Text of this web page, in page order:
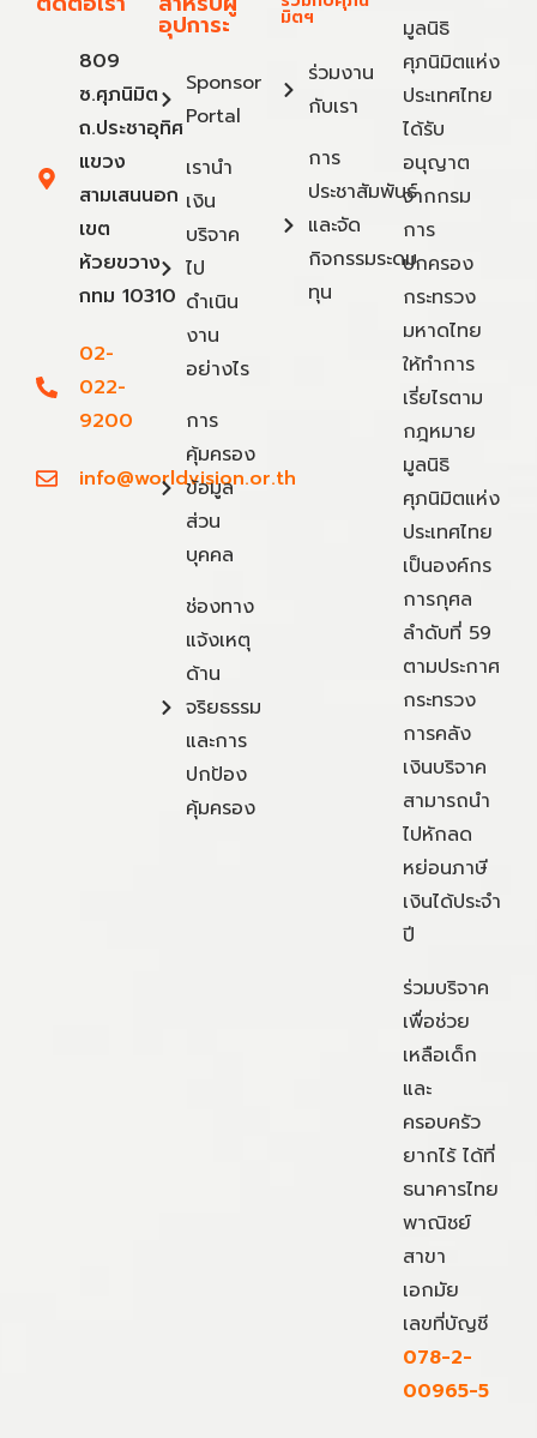
809
ซ.ศุภนิมิต
ถ.ประชาอุทิศ
แขวง
สามเสนนอก
เขต
ห้วยขวาง
กทม 10310
02-
022-
9200
info@worldvision.or.th
อุปการะ
Sponsor
Portal
เรานำ
เงิน
บริจาค
ไป
ดำเนิน
งาน
อย่างไร
การ
คุ้มครอง
ข้อมูล
ส่วน
บุคคล
ช่องทาง
แจ้งเหตุ
ด้าน
จริยธรรม
และการ
ปกป้อง
คุ้มครอง
มิตฯ
ร่วมงาน
กับเรา
การ
ประชาสัมพันธ์
และจัด
กิจกรรมระดม
ทุน
มูลนิธิ
ศุภนิมิตแห่ง
ประเทศไทย
ได้รับ
อนุญาต
จากกรม
การ
ปกครอง
กระทรวง
มหาดไทย
ให้ทำการ
เรี่ยไรตาม
กฎหมาย
มูลนิธิ
ศุภนิมิตแห่ง
ประเทศไทย
เป็นองค์กร
การกุศล
ลำดับที่ 59
ตามประกาศ
กระทรวง
การคลัง
เงินบริจาค
สามารถนำ
ไปหักลด
หย่อนภาษี
เงินได้ประจำ
ปี
ร่วมบริจาค
เพื่อช่วย
เหลือเด็ก
และ
ครอบครัว
ยากไร้ ได้ที่
ธนาคารไทย
พาณิชย์
สาขา
เอกมัย
เลขที่บัญชี
078-2-
00965-5